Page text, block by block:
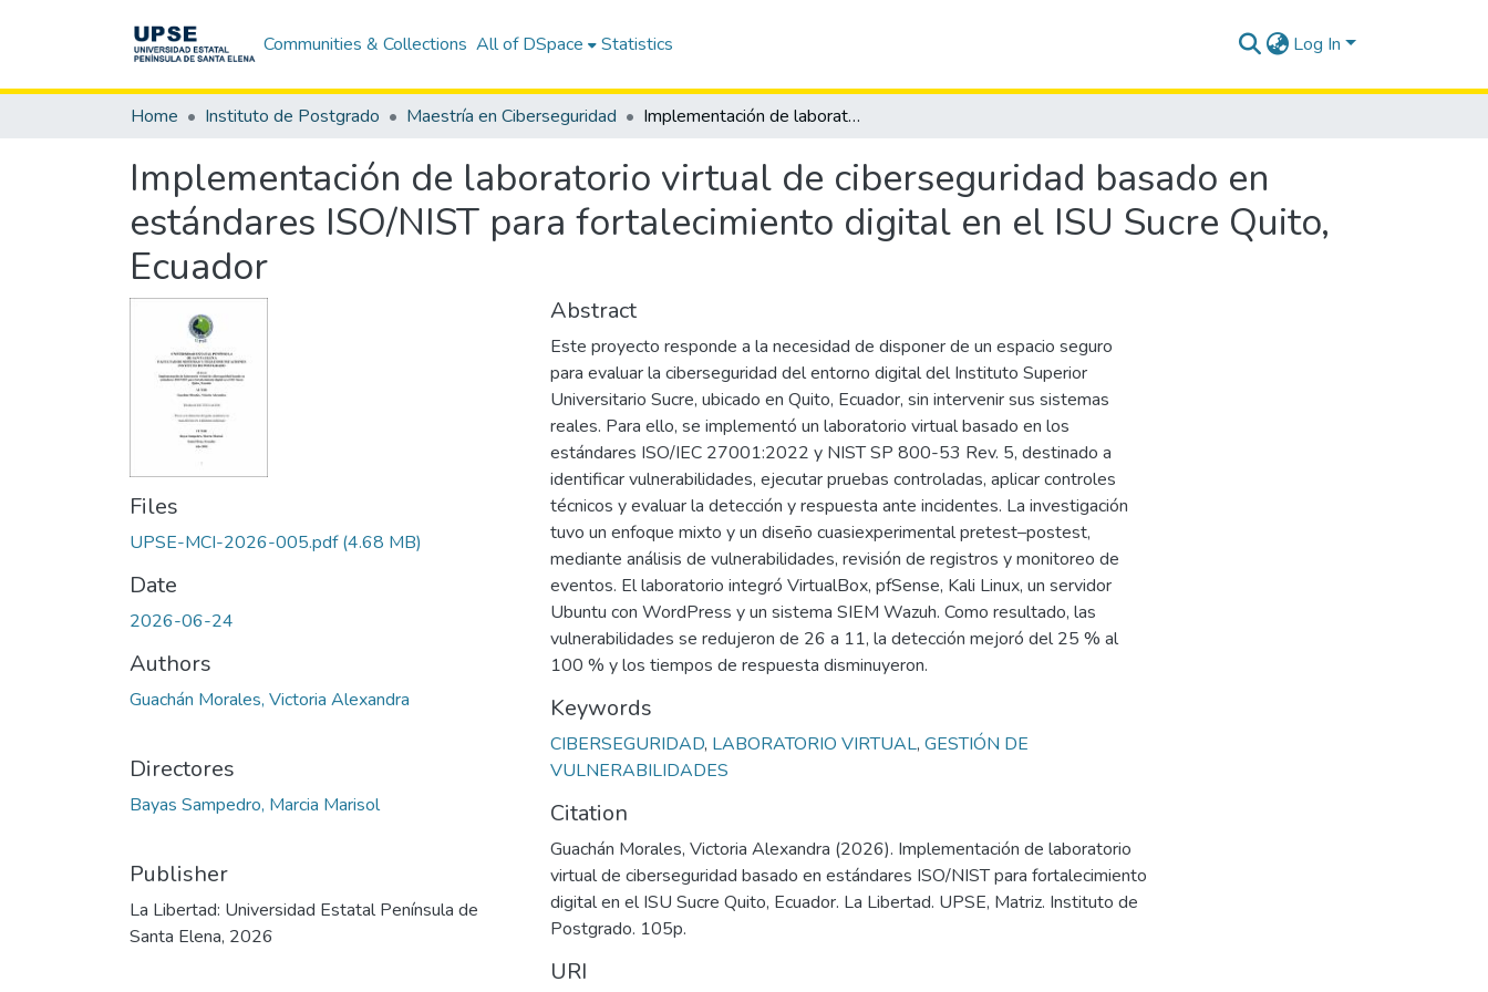
Communities & Collections All of DSpace Statistics Log In
Home Instituto de Postgrado Maestría en Ciberseguridad Implementación de laboratorio virtual de ciberseguridad basado en estándares ISO/NIST para fortalecimiento digital en el ISU Sucre Quito, Ecuador
Implementación de laboratorio virtual de ciberseguridad basado en
estándares ISO/NIST para fortalecimiento digital en el ISU Sucre Quito,
Ecuador
Files
UPSE-MCI-2026-005.pdf(4.68 MB)
Date
2026-06-24
Authors
Guachán Morales, Victoria Alexandra
Directores
Bayas Sampedro, Marcia Marisol
Publisher
La Libertad: Universidad Estatal Península de
Santa Elena, 2026
Abstract
Este proyecto responde a la necesidad de disponer de un espacio seguro
para evaluar la ciberseguridad del entorno digital del Instituto Superior
Universitario Sucre, ubicado en Quito, Ecuador, sin intervenir sus sistemas
reales. Para ello, se implementó un laboratorio virtual basado en los
estándares ISO/IEC 27001:2022 y NIST SP 800-53 Rev. 5, destinado a
identificar vulnerabilidades, ejecutar pruebas controladas, aplicar controles
técnicos y evaluar la detección y respuesta ante incidentes. La investigación
tuvo un enfoque mixto y un diseño cuasiexperimental pretest–postest,
mediante análisis de vulnerabilidades, revisión de registros y monitoreo de
eventos. El laboratorio integró VirtualBox, pfSense, Kali Linux, un servidor
Ubuntu con WordPress y un sistema SIEM Wazuh. Como resultado, las
vulnerabilidades se redujeron de 26 a 11, la detección mejoró del 25 % al
100 % y los tiempos de respuesta disminuyeron.
Keywords
CIBERSEGURIDAD, LABORATORIO VIRTUAL, GESTIÓN DE
VULNERABILIDADES
Citation
Guachán Morales, Victoria Alexandra (2026). Implementación de laboratorio
virtual de ciberseguridad basado en estándares ISO/NIST para fortalecimiento
digital en el ISU Sucre Quito, Ecuador. La Libertad. UPSE, Matriz. Instituto de
Postgrado. 105p.
URI